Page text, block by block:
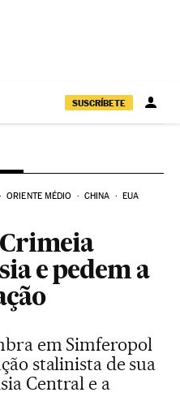
SUSCRÍBETE
ORIENTE MÉDIO CHINA EUA
e pedem a
em Simferopol
stalinista de sua
Central e a